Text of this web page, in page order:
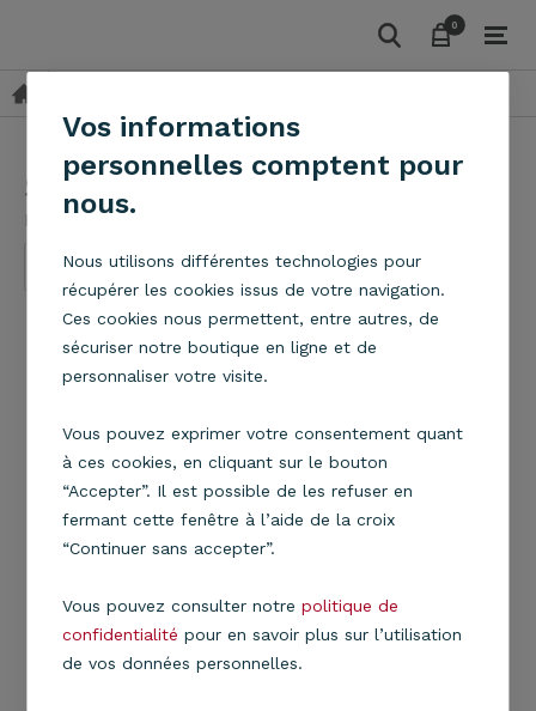
00
Suspension Bijou
Metropolight
Vos informations
personnelles comptent pour
nous.
Nous utilisons différentes technologies pour
récupérer les cookies issus de votre navigation.
Ces cookies nous permettent, entre autres, de
sécuriser notre boutique en ligne et de
personnaliser votre visite.
Vous pouvez exprimer votre consentement quant
à ces cookies, en cliquant sur le bouton
“Accepter”. Il est possible de les refuser en
fermant cette fenêtre à l’aide de la croix
“Continuer sans accepter”.
Vous pouvez consulter notrepolitique de
confidentialité pour en savoir plus sur l’utilisation
de vos données personnelles.